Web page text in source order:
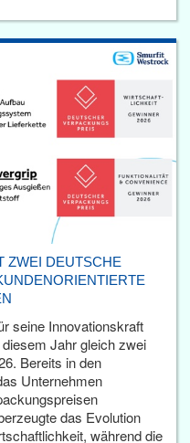
ZWEI DEUTSCHE
seine Innovationskraft
Jahr gleich zwei
Bereits in den
Unternehmen
das Evolution
während die